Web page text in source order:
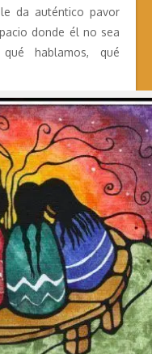
da auténtico pavor
donde él no sea
hablamos, qué